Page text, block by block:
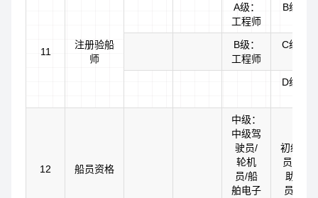
11
注册验船
师
A级：
工程师
B级：
B级：
工程师
C级：
D级：
12 船员资格
中级：
中级驾
驶员/
轮机
员/船
舶电子
初级：
员/助
助理船
员/助